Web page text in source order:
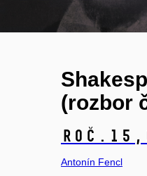
(rozbor
Roč.15,
Antonín Fencl